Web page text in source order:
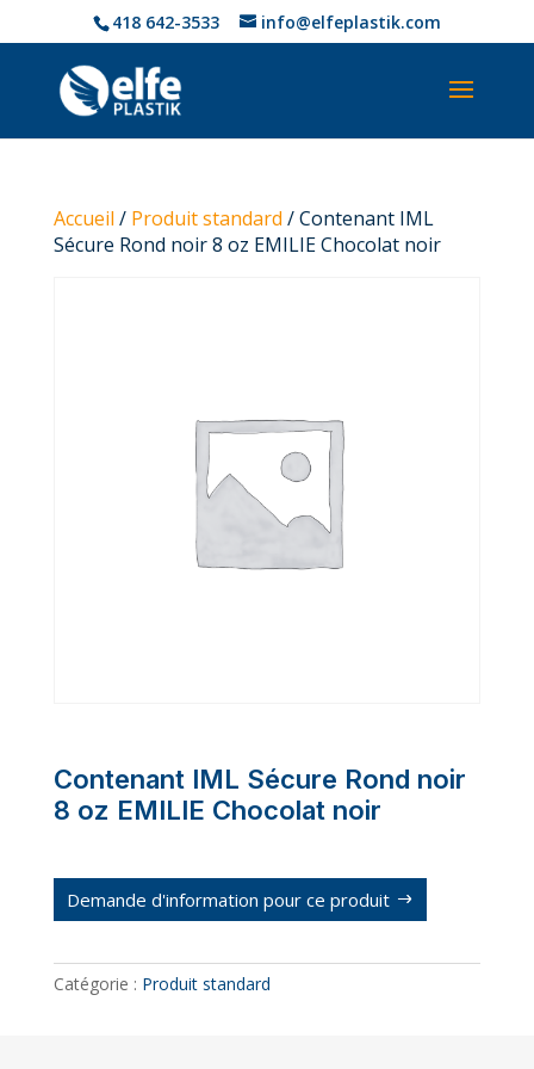
418 642-3533 info@elfeplastik.com
Accueil / Produit standard / Contenant IML
Sécure Rond noir 8 oz EMILIE Chocolat noir
Contenant IML Sécure Rond noir
8 oz EMILIE Chocolat noir
Demande d'information pour ce produit
Catégorie : Produit standard